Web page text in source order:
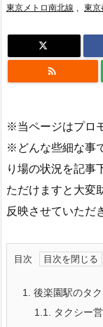
東京メトロ南北線 , 東京

※当ページはプロ
※どんな些細な事
り場の状況を記事
ただけますと大変
反映させていただ
目次
1.
後楽園駅のタ
1.1.
タクシー